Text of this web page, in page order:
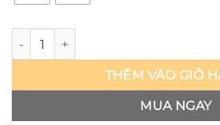
Fate/Grand Order - Saber - Shadow số
THÊM VÀO GIỎ
MUA NGAY